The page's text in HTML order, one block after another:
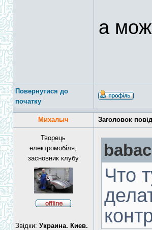
а
Повернутися до
початку
Михалыч Заголовок
Творець
електромобіля,
засновник клубу
Звідки: Украина. Киев.
Что